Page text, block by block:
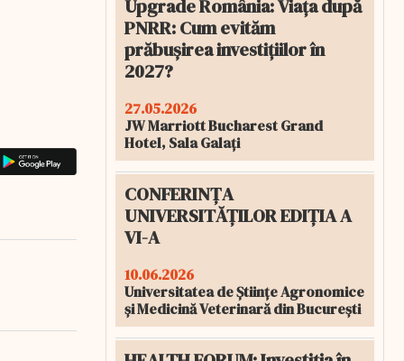
Upgrade România: Viața după
PNRR: Cum evităm
prăbușirea investițiilor în
2027?
27.05.2026
JW Marriott Bucharest Grand
Hotel, Sala Galați
CONFERINȚA
UNIVERSITĂȚILOR EDIȚIA A
VI-A
10.06.2026
Universitatea de Științe Agronomice
și Medicină Veterinară din București